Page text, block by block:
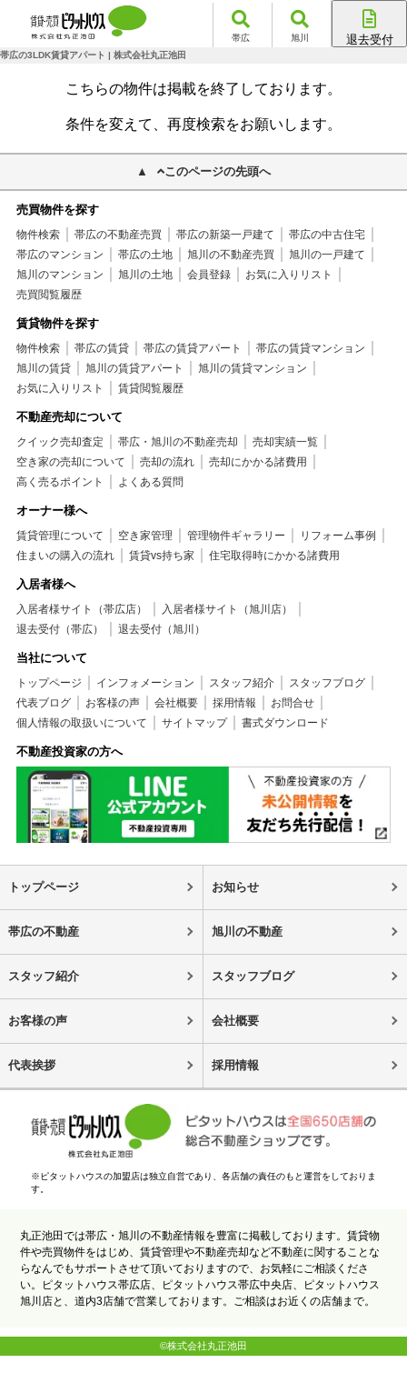
帯広 旭川 退去受付
帯広の3LDK賃貸アパート | 株式会社丸正池田
こちらの物件は掲載を終了しております。
条件を変えて、再度検索をお願いします。
このページの先頭へ
売買物件を探す
物件検索 帯広の不動産売買 帯広の新築一戸建て
帯広の中古住宅
帯広のマンション
帯広の土地 旭川の不動産売買
旭川の一戸建て
旭川のマンション
旭川の土地 会員登録
お気に入りリスト
売買閲覧履歴
賃貸物件を探す
物件検索 帯広の賃貸 帯広の賃貸アパート
帯広の賃貸マンション
旭川の賃貸
旭川の賃貸アパート
旭川の賃貸マンション
お気に入りリスト
賃貸閲覧履歴
不動産売却について
クイック売却査定 帯広・旭川の不動産売却
売却実績一覧
空き家の売却について
売却の流れ
売却にかかる諸費用
高く売るポイント
よくある質問
オーナー様へ
賃貸管理について 空き家管理 管理物件ギャラリー
リフォーム事例
住まいの購入の流れ
賃貸vs持ち家 住宅取得時にかかる諸費用
入居者様へ
入居者様サイト（帯広店）
入居者様サイト（旭川店）
退去受付（帯広）
退去受付（旭川）
当社について
トップページ インフォメーション スタッフ紹介
スタッフブログ
代表ブログ
お客様の声 会社概要 採用情報
お問合せ
個人情報の取扱いについて
サイトマップ 書式ダウンロード
不動産投資家の方へ
トップページ お知らせ
帯広の不動産 旭川の不動産
スタッフ紹介 スタッフブログ
お客様の声 会社概要
代表挨拶 採用情報
※ピタットハウスの加盟店は独立自営であり、各店舗の責任のもと運営をしておりま
す。
丸正池田では帯広・旭川の不動産情報を豊富に掲載しております。賃貸物
件や売買物件をはじめ、賃貸管理や不動産売却など不動産に関することな
らなんでもサポートさせて頂いておりますので、お気軽にご相談くださ
い。ピタットハウス帯広店、ピタットハウス帯広中央店、ピタットハウス
旭川店と、道内3店舗で営業しております。ご相談はお近くの店舗まで。
©株式会社丸正池田